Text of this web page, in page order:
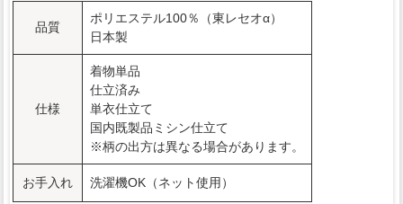
品質
ポリエステル100％（東レセオα）
日本製
仕様
着物単品
仕立済み
単衣仕立て
国内既製品ミシン仕立て
※柄の出方は異なる場合があります。
お手入れ 洗濯機OK（ネット使用）